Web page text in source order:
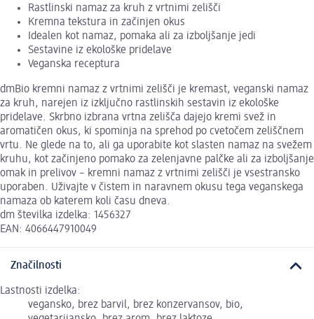
Rastlinski namaz za kruh z vrtnimi zelišči
Kremna tekstura in začinjen okus
Idealen kot namaz, pomaka ali za izboljšanje jedi
Sestavine iz ekološke pridelave
Veganska receptura
dmBio kremni namaz z vrtnimi zelišči je kremast, veganski namaz
za kruh, narejen iz izključno rastlinskih sestavin iz ekološke
pridelave. Skrbno izbrana vrtna zelišča dajejo kremi svež in
aromatičen okus, ki spominja na sprehod po cvetočem zeliščnem
vrtu. Ne glede na to, ali ga uporabite kot slasten namaz na svežem
kruhu, kot začinjeno pomako za zelenjavne palčke ali za izboljšanje
omak in prelivov – kremni namaz z vrtnimi zelišči je vsestransko
uporaben. Uživajte v čistem in naravnem okusu tega veganskega
namaza ob katerem koli času dneva.
dm številka izdelka: 1456327
EAN: 4066447910049
Značilnosti
Lastnosti izdelka:
vegansko, brez barvil, brez konzervansov, bio,